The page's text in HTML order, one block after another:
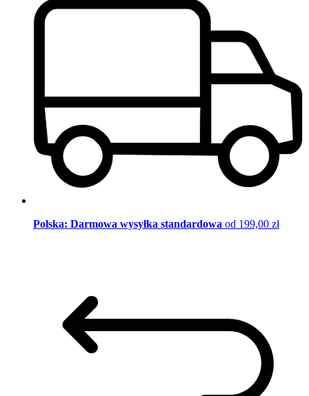
Polska: Darmowa wysyłka standardowa od 199,00 zł